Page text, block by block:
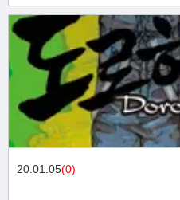
20.01.05(0)